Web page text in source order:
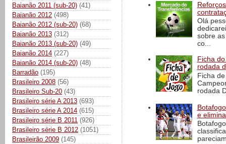
Baianão 2011 (sub-20) (41)
Baianão 2012 (498)
Baianão 2012 (sub-20) (68)
Baianão 2013 (312)
Baianão 2013 (sub-20) (49)
Baianão 2014 (227)
Baianão 2014 (sub-20) (48)
Barradão (195)
Brasileiro 2008 (56)
Brasileiro Sub-20 (43)
Brasileiro série A 2013 (693)
Brasileiro série A 2014 (615)
Brasileiro série B 2011 (926)
Brasileiro série B 2012 (1051)
Brasileirão 2009 (145)
Olá
sobre
co...
Ficha
rodada
Ficha
rodada
e